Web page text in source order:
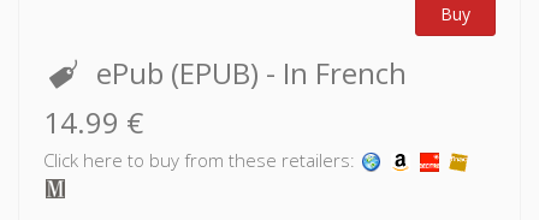
Buy
ePub (EPUB) - In French
14.99 €
Click here to buy from these retailers: